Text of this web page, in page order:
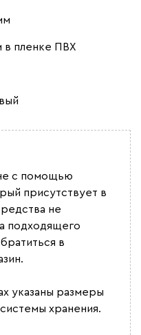
пленке ПВХ
с помощью
присутствует в
не
подходящего
в
указаны размеры
хранения.